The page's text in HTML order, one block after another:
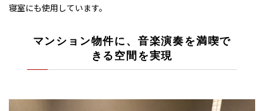
寝室にも使用しています。
マンション物件に、音楽演奏を満喫で
きる空間を実現